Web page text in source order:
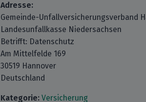
Adresse:
Gemeinde-Unfallversicherungsverband
Landesunfallkasse Niedersachsen
Betrifft: Datenschutz
Am Mittelfelde 169
30519 Hannover
Deutschland
Kategorie: Versicherung